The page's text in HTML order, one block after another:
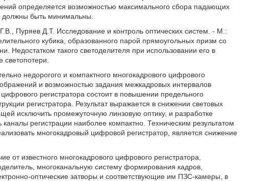
определяется возможностью максимального сбора падающих
должны быть минимальны.
Пуряев Д.Т. Исследование и контроль оптических систем. - М.:
кубика, образованного парой прямоугольных призм со
Недостатком такого светоделителя при использовании его в
недорогого и компактного многокадрового цифрового
и возможностью задания межкадровых интервалов
регистратора состоит в повышении предельного
регистратора. Результат выражается в снижении световых
исключить промежуточную линзовую оптику, и разработке
регистрации наиболее компактно. Техническим результатом
многокадровый цифровой регистратор, является снижение
от известного многокадрового цифрового регистратора,
многоканальную систему формирования кадров,
оптические затворы и соответствующие им ПЗС-камеры, в